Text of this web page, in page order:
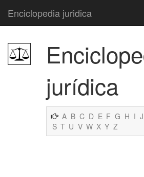
Enciclopedia juridica
jurídica
A B C D E F G H I J
S T U V W X Y Z